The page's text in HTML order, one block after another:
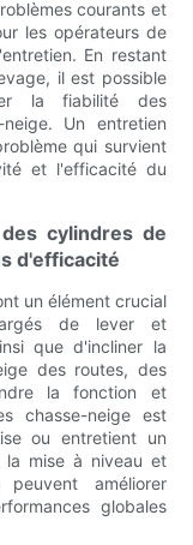
courants et
les opérateurs de
En restant
il est possible
la fiabilité des
Un entretien
qui survient
et l'efficacité du
cylindres de
d'efficacité
un élément crucial
de lever et
que d'incliner la
des routes, des
la fonction et
chasse-neige est
ou entretient un
la mise à niveau et
améliorer
globales